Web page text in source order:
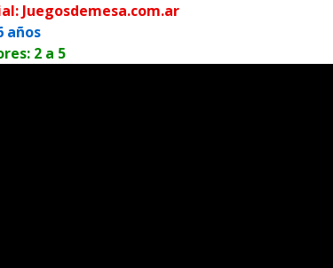
Juegosdemesa.com.ar
años
2 a 5